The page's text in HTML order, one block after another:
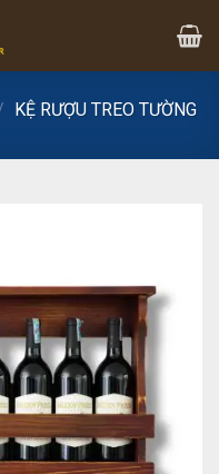
KỆ RƯỢU TREO TƯỜNG